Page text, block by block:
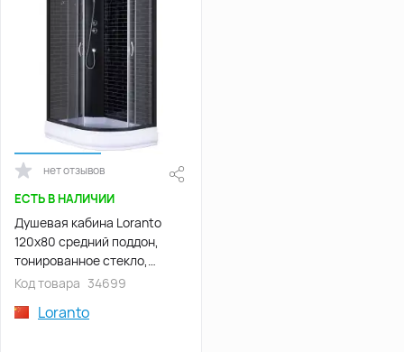
нет отзывов
ЕСТЬ В НАЛИЧИИ
Душевая кабина Loranto
120х80 средний поддон,
тонированное стекло,
профиль Черный, CS-66120-
Код товара 34699
Loranto